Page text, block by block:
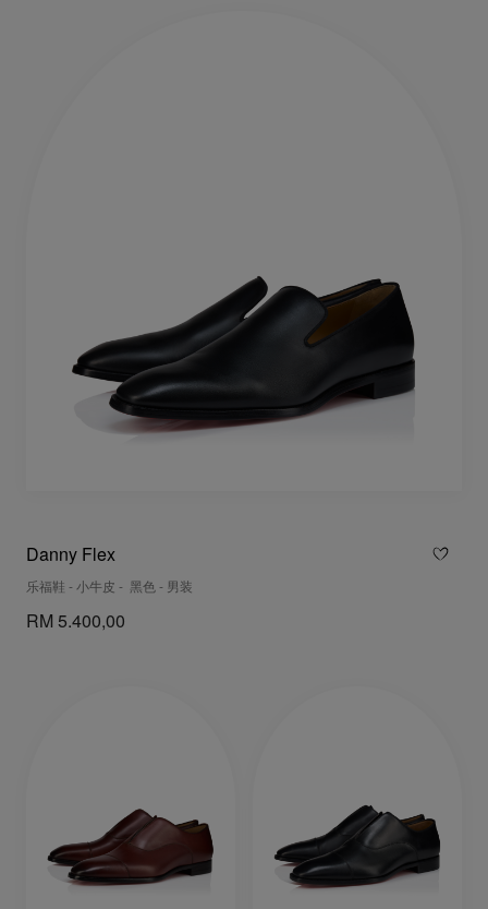
Danny Flex
乐福鞋 - 小牛皮 - 黑色 - 男装
RM 5.400,00